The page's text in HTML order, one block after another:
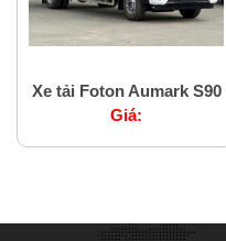
Xe tải Foton Aumark S90
Giá: